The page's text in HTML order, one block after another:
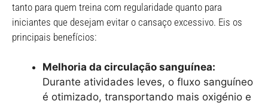
tanto para quem treina com regularidade quanto para
iniciantes que desejam evitar o cansaço excessivo. Eis os
principais benefícios:
Melhoria da circulação sanguínea:
Durante atividades leves, o fluxo sanguíneo
é otimizado, transportando mais oxigénio e